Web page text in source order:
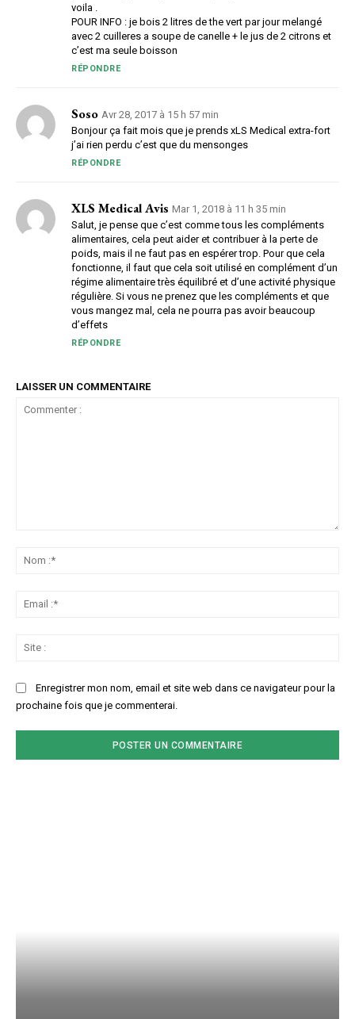
voila .
POUR INFO : je bois 2 litres de the vert par jour melangé
avec 2 cuilleres a soupe de canelle + le jus de 2 citrons et
c’est ma seule boisson
RÉPONDRE
Soso Avr 28, 2017 à 15 h 57 min
Bonjour ça fait mois que je prends xLS Medical extra-fort
j’ai rien perdu c’est que du mensonges
RÉPONDRE
XLS Medical Avis Mar 1, 2018 à 11 h 35 min
Salut, je pense que c’est comme tous les compléments
alimentaires, cela peut aider et contribuer à la perte de
poids, mais il ne faut pas en espérer trop. Pour que cela
fonctionne, il faut que cela soit utilisé en complément d’un
régime alimentaire très équilibré et d’une activité physique
régulière. Si vous ne prenez que les compléments et que
vous mangez mal, cela ne pourra pas avoir beaucoup
d’effets
RÉPONDRE
LAISSER UN COMMENTAIRE
Enregistrer mon nom, email et site web dans ce navigateur pour la
prochaine fois que je commenterai.